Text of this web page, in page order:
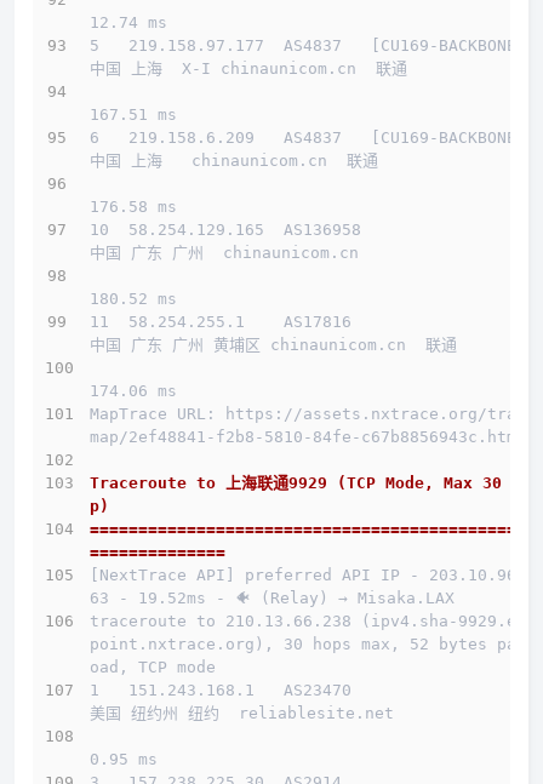
12.74 ms
5   219.158.97.177  AS4837   [CU169-BACKBONE]
中国 上海  X-I chinaunicom.cn  联通
167.51 ms
6   219.158.6.209   AS4837   [CU169-BACKBONE]
中国 上海   chinaunicom.cn  联通
176.58 ms
10  58.254.129.165  AS136958
中国 广东 广州  chinaunicom.cn
180.52 ms
11  58.254.255.1    AS17816
中国 广东 广州 黄埔区 chinaunicom.cn  联通
174.06 ms
MapTrace URL: https://assets.nxtrace.org/trace
map/2ef48841-f2b8-5810-84fe-c67b8856943c.html
Traceroute to 上海联通9929 (TCP Mode, Max 30 Ho
p)
==============================================
==============
[NextTrace API] preferred API IP - 203.10.96.1
63 - 19.52ms - 🐠 (Relay) → Misaka.LAX
traceroute to 210.13.66.238 (ipv4.sha-9929.end
point.nxtrace.org), 30 hops max, 52 bytes payl
oad, TCP mode
1   151.243.168.1   AS23470
美国 纽约州 纽约  reliablesite.net
0.95 ms